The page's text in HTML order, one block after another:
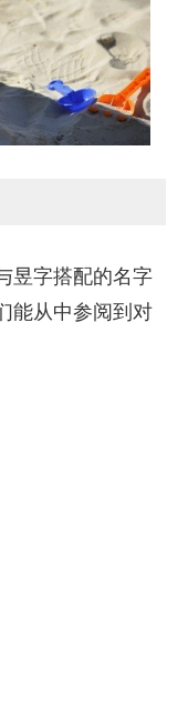
昱字搭配的名字
能从中参阅到对